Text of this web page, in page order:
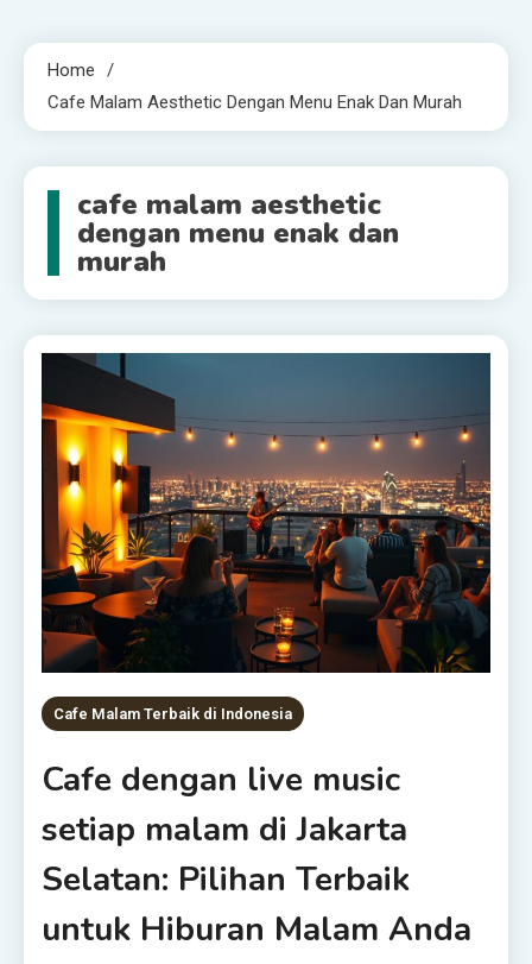
Home
Cafe Malam Aesthetic Dengan Menu Enak Dan Murah
cafe malam aesthetic
dengan menu enak dan
murah
Cafe Malam Terbaik di Indonesia
Cafe dengan live music
setiap malam di Jakarta
Selatan: Pilihan Terbaik
untuk Hiburan Malam Anda